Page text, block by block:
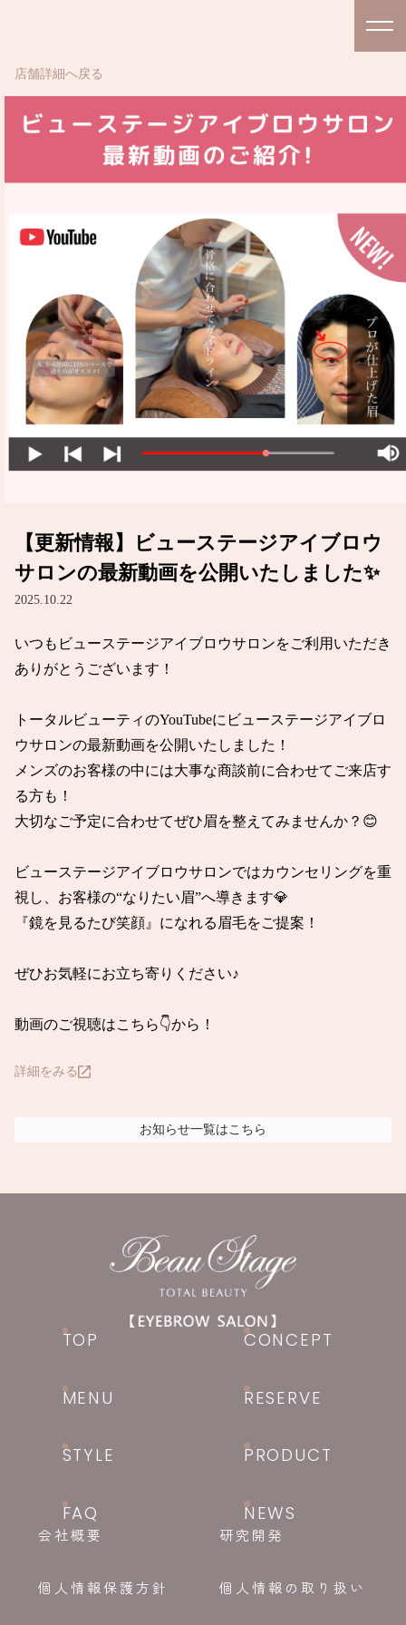
店舗詳細へ戻る
【更新情報】ビューステージアイブロウ
サロンの最新動画を公開いたしました✨
2025.10.22
いつもビューステージアイブロウサロンをご利用いただき
ありがとうございます！
トータルビューティのYouTubeにビューステージアイブロ
ウサロンの最新動画を公開いたしました！
メンズのお客様の中には大事な商談前に合わせてご来店す
る方も！
大切なご予定に合わせてぜひ眉を整えてみませんか？😊
ビューステージアイブロウサロンではカウンセリングを重
視し、お客様の“なりたい眉”へ導きます💎
『鏡を見るたび笑顔』になれる眉毛をご提案！
ぜひお気軽にお立ち寄りください♪
動画のご視聴はこちら👇から！
詳細をみる
お知らせ一覧はこちら
TOP CONCEPT
MENU RESERVE
STYLE PRODUCT
FAQ NEWS
会社概要 研究開発
個人情報保護方針 個人情報の取り扱い